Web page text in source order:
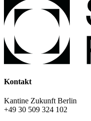
Kontakt
Kantine Zukunft Berlin
+49 30 509 324 102